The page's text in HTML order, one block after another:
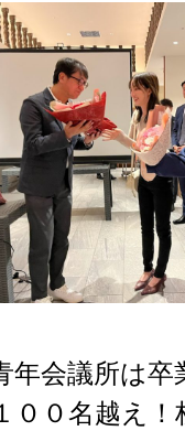
年会議所は
００名越え